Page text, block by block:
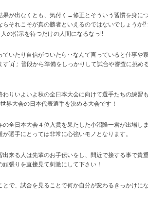
果が出なくとも、気付く→修正とそういう習慣を身に
らそれこそが真の勝者といえるのではないでしょうか
の指示を待つだけの人間になるなっ‼︎
ていたり自信がついたら‥なんて言っていると仕事や
す´д` ; 普段から準備をしっかりして試合や審査に挑め
わりいよいよ秋の全日本大会に向けて選手たちの練習
界大会の日本代表選手を決める大会です！
の全日本大会４位入賞を果たした小沼隆一君が出場し
選手にとっては非常に心強いモノとなります。
出来る人は先輩のお手伝いをし、間近で接する事で貴
張りを直接見て刺激にして下さい！
とで、試合を見ることで何か自分が変わるきっかけに